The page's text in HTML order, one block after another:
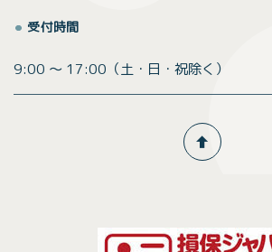
受付時間
9:00 ～ 17:00（土・日・祝除く）